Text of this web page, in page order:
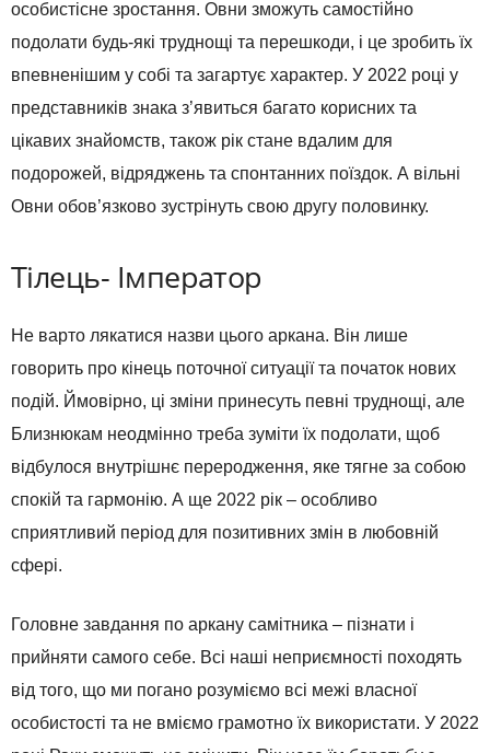
особистісне зростання. Овни зможуть самостійно
подолати будь-які труднощі та перешкоди, і це зробить їх
впевненішим у собі та загартує характер. У 2022 році у
представників знака з’явиться багато корисних та
цікавих знайомств, також рік стане вдалим для
подорожей, відряджень та спонтанних поїздок. А вільні
Овни обов’язково зустрінуть свою другу половинку.
Тілець- Імператор
Не варто лякатися назви цього аркана. Він лише
говорить про кінець поточної ситуації та початок нових
подій. Ймовірно, ці зміни принесуть певні труднощі, але
Близнюкам неодмінно треба зуміти їх подолати, щоб
відбулося внутрішнє переродження, яке тягне за собою
спокій та гармонію. А ще 2022 рік – особливо
сприятливий період для позитивних змін в любовній
сфері.
Головне завдання по аркану самітника – пізнати і
прийняти самого себе. Всі наші неприємності походять
від того, що ми погано розуміємо всі межі власної
особистості та не вміємо грамотно їх використати. У 2022